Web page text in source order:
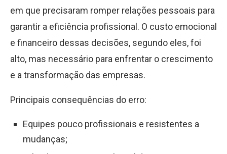
em que precisaram romper relações pessoais para
garantir a eficiência profissional. O custo emocional
e financeiro dessas decisões, segundo eles, foi
alto, mas necessário para enfrentar o crescimento
e a transformação das empresas.
Principais consequências do erro:
Equipes pouco profissionais e resistentes a
mudanças;